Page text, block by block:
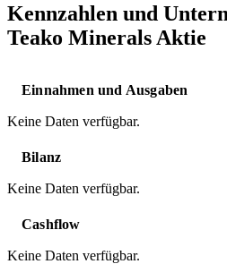
Kennzahlen und
Teako Minerals Aktie
Einnahmen und Ausgaben
Keine Daten verfügbar.
Bilanz
Keine Daten verfügbar.
Cashflow
Keine Daten verfügbar.